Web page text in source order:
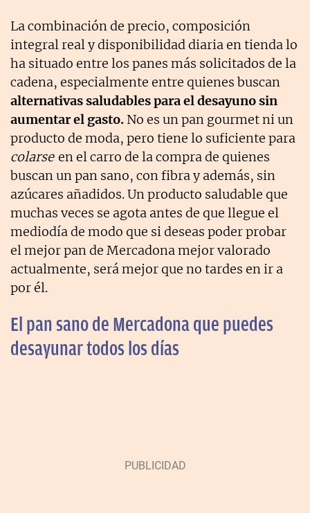
La combinación de precio, composición
integral real y disponibilidad diaria en tienda lo
ha situado entre los panes más solicitados de la
cadena, especialmente entre quienes buscan
alternativas saludables para el desayuno sin
aumentar el gasto. No es un pan gourmet ni un
producto de moda, pero tiene lo suficiente para
colarse en el carro de la compra de quienes
buscan un pan sano, con fibra y además, sin
azúcares añadidos. Un producto saludable que
muchas veces se agota antes de que llegue el
mediodía de modo que si deseas poder probar
el mejor pan de Mercadona mejor valorado
actualmente, será mejor que no tardes en ir a
por él.
El pan sano de Mercadona que puedes
desayunar todos los días